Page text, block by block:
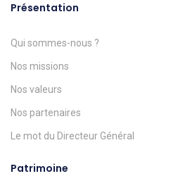
Présentation
Qui sommes-nous ?
Nos missions
Nos valeurs
Nos partenaires
Le mot du Directeur Général
Patrimoine